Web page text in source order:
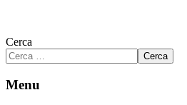
Cerca
Cerca
Menu